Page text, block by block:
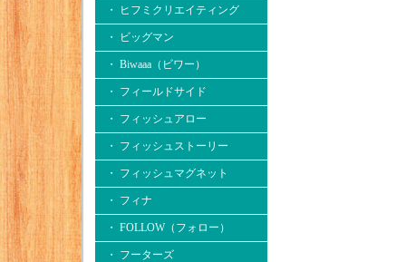
・ ヒフミクリエイティング
・ ビッグマン
・ Biwaaa（ビワー）
・ フィールドサイド
・ フィッシュアロー
・ フィッシュストーリー
・ フィッシュマグネット
・ フィナ
・ FOLLOW（フォロー）
・ フーターズ